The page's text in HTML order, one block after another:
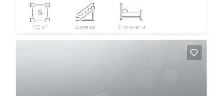
145 м2 2 этажа 3 комнаты